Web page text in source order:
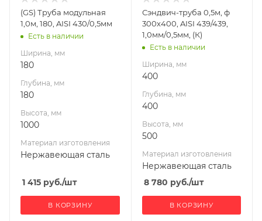
Нержавеющая
сталь
Производитель
(GS) Труба модульная
1,0м, 180, AISI 430/0,5мм
Есть в наличии
Ширина, мм
180
Глубина, мм
180
Высота, мм
1000
Материал изготовления
Нержавеющая сталь
1 415 руб./шт
В КОРЗИНУ
Нержавеющая
сталь
Производитель
УМК
Сэндвич-труба 0,5м, ф
300х400, AISI 439/439,
1,0мм/0,5мм, (К)
Есть в наличии
Ширина, мм
400
Глубина, мм
400
Высота, мм
500
Материал изготовления
Нержавеющая сталь
8 780 руб./шт
В КОРЗИНУ